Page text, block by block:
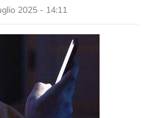
2025 - 14:11